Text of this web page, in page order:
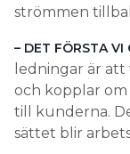
strömmen
– DET FÖRSTA VI
ledningar är
och kopplar
till kunderna.
sättet blir